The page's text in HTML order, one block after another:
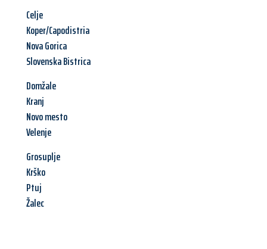
Celje
Koper/Capodistria
Nova Gorica
Slovenska Bistrica
Domžale
Kranj
Novo mesto
Velenje
Grosuplje
Krško
Ptuj
Žalec